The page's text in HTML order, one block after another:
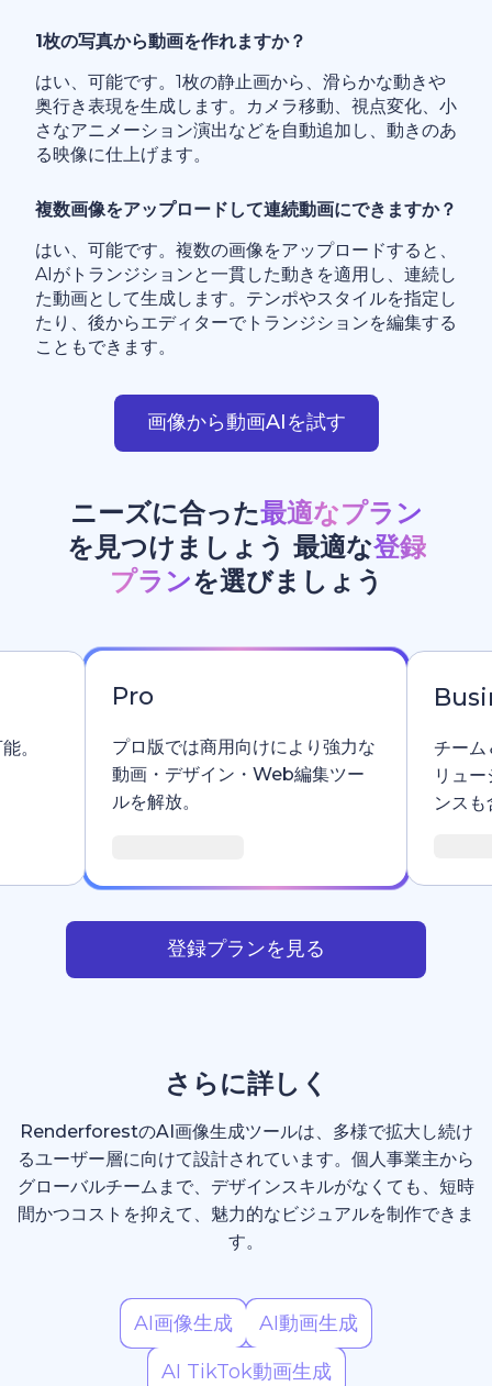
1枚の写真から動画を作れますか？
はい、可能です。1枚の静止画から、滑らかな動きや
奥行き表現を生成します。カメラ移動、視点変化、小
さなアニメーション演出などを自動追加し、動きのあ
る映像に仕上げます。
複数画像をアップロードして連続動画にできますか？
はい、可能です。複数の画像をアップロードすると、
AIがトランジションと一貫した動きを適用し、連続し
た動画として生成します。テンポやスタイルを指定し
たり、後からエディターでトランジションを編集する
こともできます。
画像から動画AIを試す
ニーズに合った最適なプラン
を見つけましょう 最適な登録
プランを選びましょう
。
Pro
プロ版では商用向けにより強力な
動画・デザイン・Web編集ツー
ルを解放。
チーム
リュ
ンス
登録プランを見る
さらに詳しく
RenderforestのAI画像生成ツールは、多様で拡大し続け
るユーザー層に向けて設計されています。個人事業主から
グローバルチームまで、デザインスキルがなくても、短時
間かつコストを抑えて、魅力的なビジュアルを制作できま
す。
AI画像生成
AI動画生成
AI TikTok動画生成